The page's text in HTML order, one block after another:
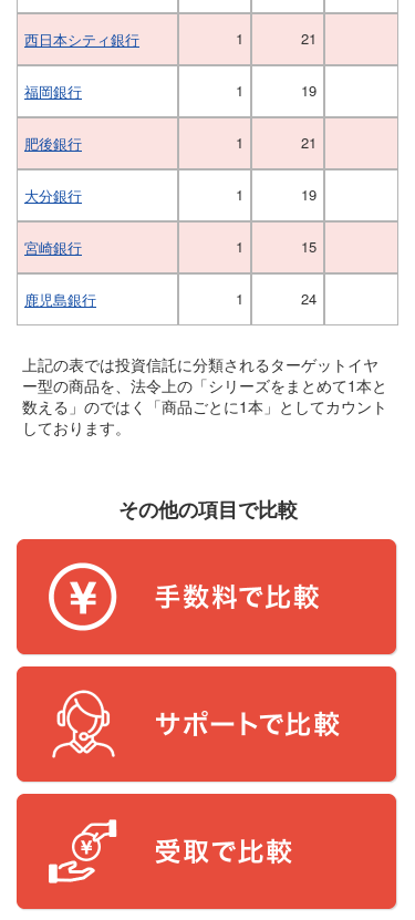
西日本シティ銀行 1 21
福岡銀行 1 19
肥後銀行 1 21
大分銀行 1 19
宮崎銀行 1 15
鹿児島銀行 1 24
上記の表では投資信託に分類されるターゲットイヤ
ー型の商品を、法令上の「シリーズをまとめて1本と
数える」のではく「商品ごとに1本」としてカウント
しております。
その他の項目で比較